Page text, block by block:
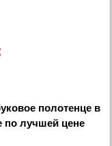
полотенце в
по лучшей цене